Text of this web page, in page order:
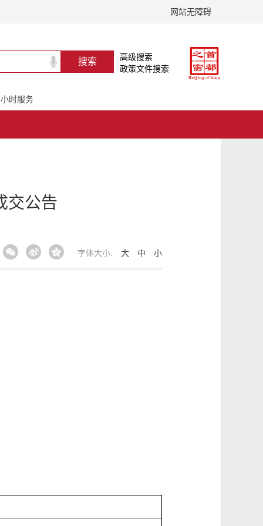
网站无障碍
高级搜索
政策文件搜索
时服务
交公告
字体大小: 大 中 小